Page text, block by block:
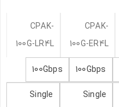
CPAK-
100G-ER4L
CPAK-
100G-LR4L
100Gbps
100Gbps
Single
Single